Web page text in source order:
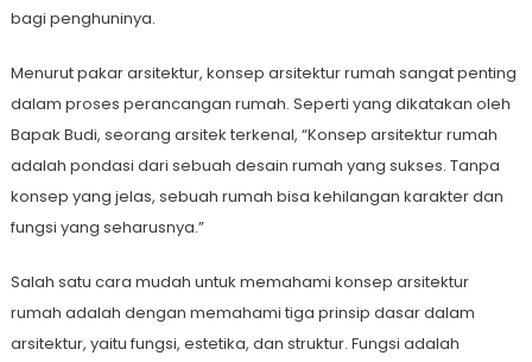
bagi penghuninya.
Menurut pakar arsitektur, konsep arsitektur rumah sangat penting
dalam proses perancangan rumah. Seperti yang dikatakan oleh
Bapak Budi, seorang arsitek terkenal, “Konsep arsitektur rumah
adalah pondasi dari sebuah desain rumah yang sukses. Tanpa
konsep yang jelas, sebuah rumah bisa kehilangan karakter dan
fungsi yang seharusnya.”
Salah satu cara mudah untuk memahami konsep arsitektur
rumah adalah dengan memahami tiga prinsip dasar dalam
arsitektur, yaitu fungsi, estetika, dan struktur. Fungsi adalah